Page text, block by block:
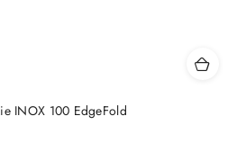
INOX 100 EdgeFold